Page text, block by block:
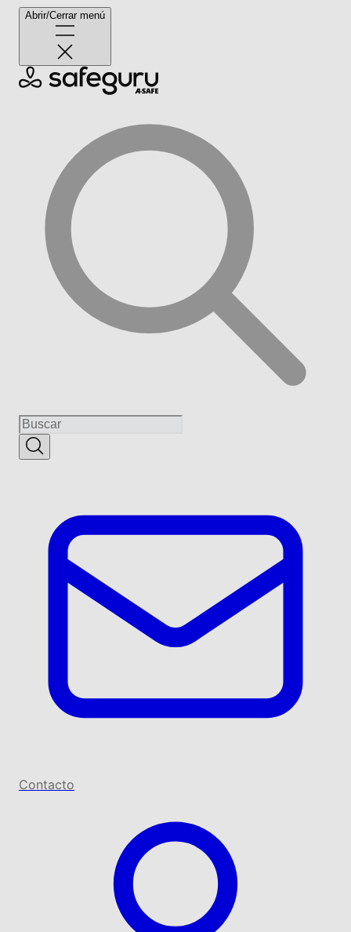
Abrir/Cerrar menú
Contacto